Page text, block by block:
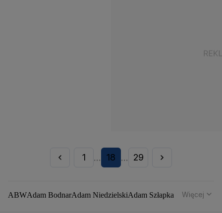
1 ... 18 ... 29
ABWAdam BodnarAdam NiedzielskiAdam Szłapka
Więcej